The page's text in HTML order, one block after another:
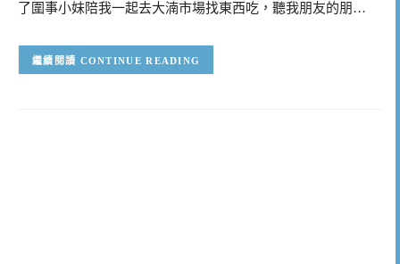
了圍事小妹陪我一起去大湳市場找東西吃，聽我朋友的朋…
CONTINUE READING